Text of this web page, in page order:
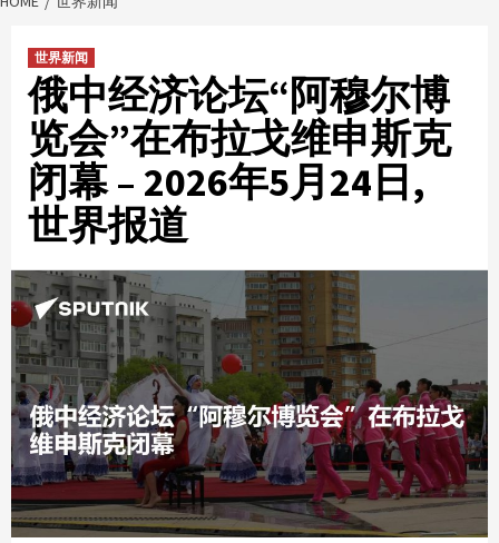
世界新闻
俄中经济论坛“阿穆尔博
览会”在布拉戈维申斯克
闭幕 – 2026年5月24日,
世界报道